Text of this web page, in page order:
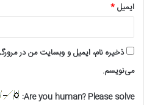
ایمیل*
ذخیره نام، ایمیل و وبسایت من در
می‌نویسم.
Are you human? Please solve: